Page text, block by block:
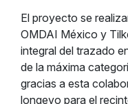
El proyecto se
OMDAI México y
integral del trazado
de la máxima
gracias a esta
longevo para el